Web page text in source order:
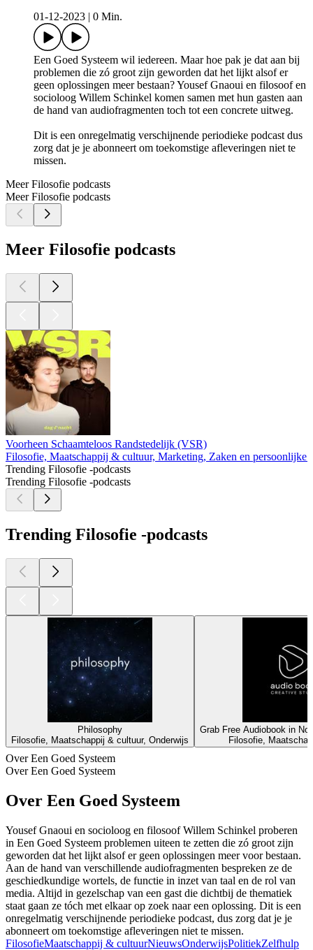
01-12-2023 0 Min.
Een Goed Systeem wil iedereen. Maar hoe pak je dat aan bij
problemen die zó groot zijn geworden dat het lijkt alsof er
geen oplossingen meer bestaan? Yousef Gnaoui en filosoof en
socioloog Willem Schinkel komen samen met hun gasten aan
de hand van audiofragmenten toch tot een concrete uitweg.
Dit is een onregelmatig verschijnende periodieke podcast dus
zorg dat je je abonneert om toekomstige afleveringen niet te
missen.
Meer Filosofie podcasts
Meer Filosofie podcasts
Meer Filosofie podcasts
Voorheen Schaamteloos Randstedelijk (VSR)
Filosofie, Maatschappij & cultuur, Marketing, Zaken en persoonlijke
Trending Filosofie -podcasts
Trending Filosofie -podcasts
Trending Filosofie -podcasts
Philosophy
Filosofie, Maatschappij & cultuur, Onderwijs
Grab Free Audiobook in
Filosofie,
Over Een Goed Systeem
Over Een Goed Systeem
Over Een Goed Systeem
Yousef Gnaoui en socioloog en filosoof Willem Schinkel proberen
in Een Goed Systeem problemen uiteen te zetten die zó groot zijn
geworden dat het lijkt alsof er geen oplossingen meer voor bestaan.
Aan de hand van verschillende audiofragmenten bespreken ze de
geschiedkundige wortels, de functie in inzet van taal en de rol van
media. Altijd in gezelschap van een gast die dichtbij de thematiek
staat gaan ze tóch met elkaar op zoek naar een oplossing. Dit is een
onregelmatig verschijnende periodieke podcast, dus zorg dat je je
abonneert om toekomstige afleveringen niet te missen.
FilosofieMaatschappij & cultuurNieuwsOnderwijsPolitiekZelfhulp